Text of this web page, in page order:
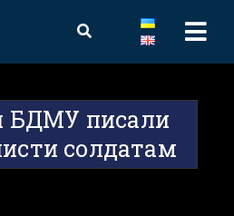
БДМУ писали
солдатам